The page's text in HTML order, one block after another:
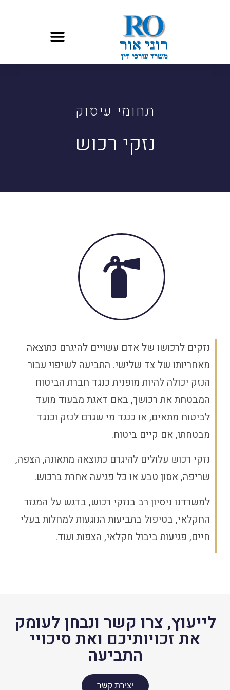
תחומי עיסוק
נזקי רכוש
נזקים לרכושו של אדם עשויים להיגרם כתוצאה
מאחריותו של צד שלישי. התביעה לשיפוי עבור
הנזק יכולה להיות מופנית כנגד חברת הביטוח
המבטחת את רכושך, באם דאגת מבעוד מועד
לביטוח מתאים, או כנגד מי שגרם לנזק וכנגד
מבטחתו, אם קיים ביטוח.
נזקי רכוש עלולים להיגרם כתוצאה מתאונה, הצפה,
שריפה, אסון טבע או כל פגיעה אחרת ברכוש.
למשרדנו ניסיון רב בנזקי רכוש, בדגש על המגזר
החקלאי, בטיפול בתביעות הנוגעות למחלות בעלי
חיים, פגיעות ביבול חקלאי, הצפות ועוד.
לייעוץ, צרו קשר ונבחן לעומק
את זכויותיכם ואת סיכויי
התביעה
יצירת קשר